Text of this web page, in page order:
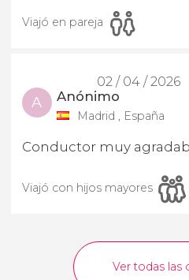
Viajó en pareja
02 / 04 / 2026
A Anónimo
Madrid , España
Conductor muy
Viajó con hijos mayores
Ver todas las